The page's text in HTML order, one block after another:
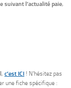
suivant l’actualité paie,
, c’est ICI ! N’hésitez pas
une fiche spécifique :